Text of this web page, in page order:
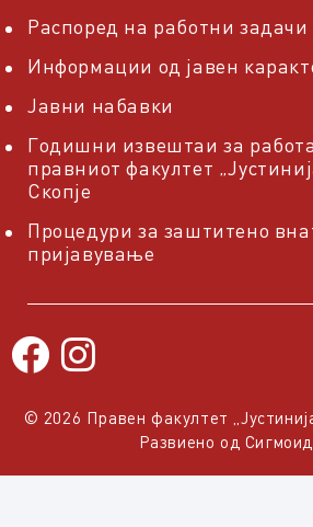
Распоред на работни задачи
Информации од јавен
Јавни набавки
Годишни извештаи за
правниот факултет
Скопје
Процедури за заштитено
пријавување
© 2026 Правен факултет
Развиено од